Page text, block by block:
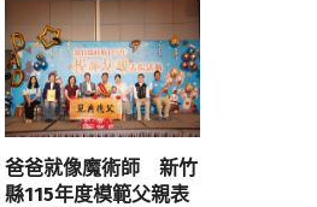
爸爸就像魔術師 新竹
縣115年度模範父親表